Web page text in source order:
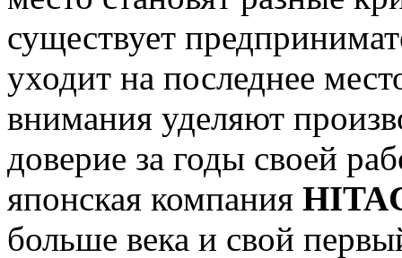
существует
уходит на последнее
внимания уделяют
доверие за годы своей
японская компания
больше века и свой